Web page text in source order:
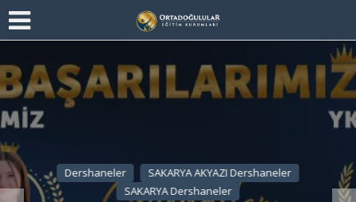
Dershaneler
SAKARYA AKYAZI Dershaneler
SAKARYA Dershaneler